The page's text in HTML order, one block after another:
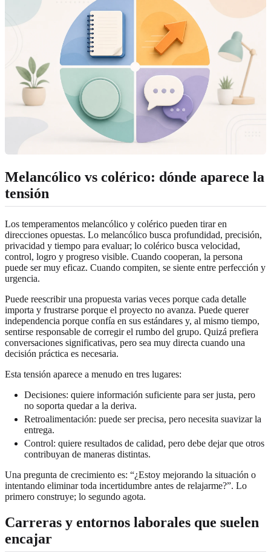
Melancólico vs colérico: dónde aparece la
tensión
Los temperamentos melancólico y colérico pueden tirar en
direcciones opuestas. Lo melancólico busca profundidad, precisión,
privacidad y tiempo para evaluar; lo colérico busca velocidad,
control, logro y progreso visible. Cuando cooperan, la persona
puede ser muy eficaz. Cuando compiten, se siente entre perfección y
urgencia.
Puede reescribir una propuesta varias veces porque cada detalle
importa y frustrarse porque el proyecto no avanza. Puede querer
independencia porque confía en sus estándares y, al mismo tiempo,
sentirse responsable de corregir el rumbo del grupo. Quizá prefiera
conversaciones significativas, pero sea muy directa cuando una
decisión práctica es necesaria.
Esta tensión aparece a menudo en tres lugares:
Decisiones: quiere información suficiente para ser justa, pero
no soporta quedar a la deriva.
Retroalimentación: puede ser precisa, pero necesita suavizar la
entrega.
Control: quiere resultados de calidad, pero debe dejar que otros
contribuyan de maneras distintas.
Una pregunta de crecimiento es: “¿Estoy mejorando la situación o
intentando eliminar toda incertidumbre antes de relajarme?”. Lo
primero construye; lo segundo agota.
Carreras y entornos laborales que suelen
encajar